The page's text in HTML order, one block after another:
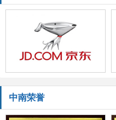
中南荣誉